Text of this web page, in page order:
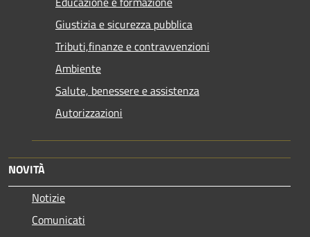
Giustizia e sicurezza pubblica
Tributi,finanze e contravvenzioni
Ambiente
Salute, benessere e assistenza
Autorizzazioni
NOVITÀ
Notizie
Comunicati